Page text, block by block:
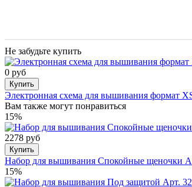
Не забудьте купить
0 руб
Купить
Электронная схема для вышивания формат
Вам также могут понравиться
15%
2278 руб
Купить
Набор для вышивания Спокойные щеночки
15%